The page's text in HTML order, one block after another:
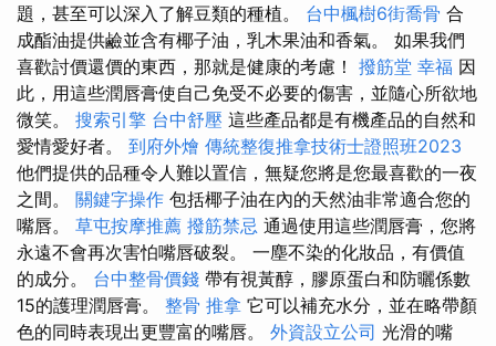
題，甚至可以深入了解豆類的種植。 台中楓樹6街喬骨 合
成酯油提供鹼並含有椰子油，乳木果油和香氣。 如果我們
喜歡討價還價的東西，那就是健康的考慮！ 撥筋堂 幸福 因
此，用這些潤唇膏使自己免受不必要的傷害，並隨心所欲地
微笑。 搜索引擎 台中舒壓 這些產品都是有機產品的自然和
愛情愛好者。 到府外燴 傳統整復推拿技術士證照班2023
他們提供的品種令人難以置信，無疑您將是您最喜歡的一夜
之間。 關鍵字操作 包括椰子油在內的天然油非常適合您的
嘴唇。 草屯按摩推薦 撥筋禁忌 通過使用這些潤唇膏，您將
永遠不會再次害怕嘴唇破裂。 一塵不染的化妝品，有價值
的成分。 台中整骨價錢 帶有視黃醇，膠原蛋白和防曬係數
15的護理潤唇膏。 整骨 推拿 它可以補充水分，並在略帶顏
色的同時表現出更豐富的嘴唇。 外資設立公司 光滑的嘴